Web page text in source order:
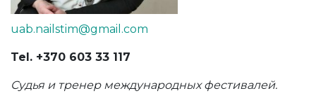
uab.nailstim@gmail.com
Tel. +370 603 33 117
Судья и тренер международных фестивалей.